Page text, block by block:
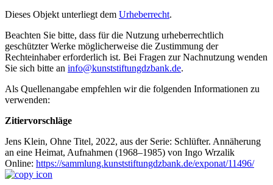
Dieses Objekt unterliegt dem Urheberrecht.
Beachten Sie bitte, dass für die Nutzung urheberrechtlich
geschützter Werke möglicherweise die Zustimmung der
Rechteinhaber erforderlich ist. Bei Fragen zur Nachnutzung wenden
Sie sich bitte an info@kunststiftungdzbank.de.
Als Quellenangabe empfehlen wir die folgenden Informationen zu
verwenden:
Zitiervorschläge
Jens Klein, Ohne Titel, 2022, aus der Serie: Schlüfter. Annäherung
an eine Heimat, Aufnahmen (1968–1985) von Ingo Wrzalik
Online: https://sammlung.kunststiftungdzbank.de/exponat/11496/